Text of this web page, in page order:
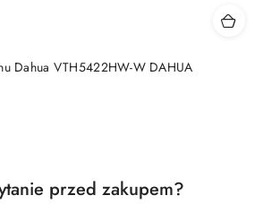
Dahua VTH5422HW-W DAHUA
przed zakupem?